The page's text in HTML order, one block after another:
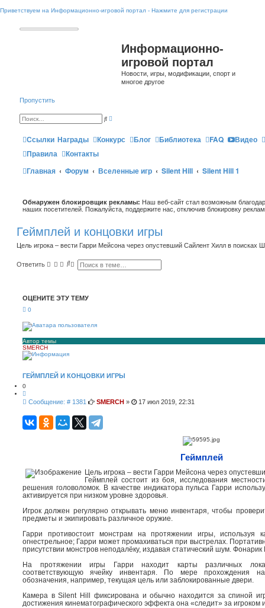
Приветствуем на Информационно-игровой портал - Нажмите для регистрации
Информационно-
игровой портал
Новости, игры, модификации, спорт и
многое другое
Пропустить
П
с
к и
н
ы
и
с
Ссылки Награды Конкурс Блог Библиотека FAQ
Видео
Правила
Контакты
Главная
Форум Вселенные игр Silent Hill Silent Hill 1
Обнаружен блокировщик рекламы: Наш веб-сайт стал возможным
наших посетителей. Пожалуйста, поддержите нас, отключив блокировку
Геймплей и концовки игры
Цель игрока – вести Гарри Мейсона через опустевший Сайлент Хилл в поисках
Ответить
П Р
р
ы
ОЦЕНИТЕ ЭТУ ТЕМУ
0
Автор темы
SMERCH
ГЕЙМПЛЕЙ И КОНЦОВКИ ИГРЫ
0
и
т
а
Сообщение: # 1381 С
о
SMERCH » 17 июл 2019, 22:31
Геймплей
Цель игрока – вести Гарри Мейсона через
Геймплей состоит из боя, исследования
решения головоломок. В качестве индикатора пульса Гарри
активируется при низком уровне здоровья.
Игрок должен регулярно открывать меню инвентаря, чтобы
предметы и экипировать различное оружие.
Гарри противостоит монстрам на протяжении игры, используя
огнестрельное; Гарри может промахиваться при выстрелах.
присутствии монстров неподалёку, издавая статический шум.
На протяжении игры Гарри находит карты различных
соответствующую ячейку инвентаря. По мере прохождения
обозначения, например, текущая цель или заблокированные двери.
Камера в Silent Hill фиксирована и обычно находится за спиной
достижения кинематографического эффекта она «следит» за игроком